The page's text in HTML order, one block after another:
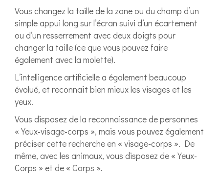
Vous changez la taille de la zone ou du champ d’un
simple appui long sur l’écran suivi d’un écartement
ou d’un resserrement avec deux doigts pour
changer la taille (ce que vous pouvez faire
également avec la molette).
L’intelligence artificielle a également beaucoup
évolué, et reconnaît bien mieux les visages et les
yeux.
Vous disposez de la reconnaissance de personnes
« Yeux-visage-corps », mais vous pouvez également
préciser cette recherche en « visage-corps ». De
même, avec les animaux, vous disposez de « Yeux-
Corps » et de « Corps ».